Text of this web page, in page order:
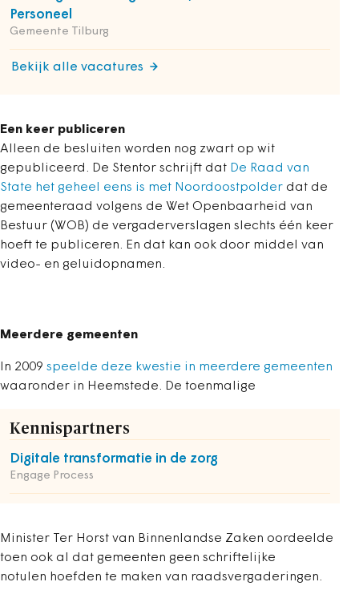
Personeel
Gemeente Tilburg
Bekijk alle vacatures
Een keer publiceren
Alleen de besluiten worden nog zwart op wit
gepubliceerd. De Stentor schrijft dat De Raad van
State het geheel eens is met Noordoostpolder dat de
gemeenteraad volgens de Wet Openbaarheid van
Bestuur (WOB) de vergaderverslagen slechts één keer
hoeft te publiceren. En dat kan ook door middel van
video- en geluidopnamen.
Meerdere gemeenten
In 2009 speelde deze kwestie in meerdere gemeenten
waaronder in Heemstede. De toenmalige
Kennispartners
Digitale transformatie in de zorg
Engage Process
Minister Ter Horst van Binnenlandse Zaken oordeelde
toen ook al dat gemeenten geen schriftelijke
notulen hoefden te maken van raadsvergaderingen.